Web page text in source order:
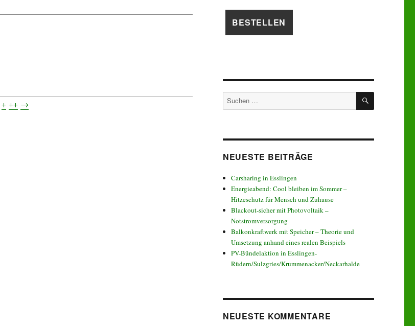
+ ++ →
Suchen
nach:
SUCHEN
NEUESTE BEITRÄGE
Carsharing in Esslingen
Energieabend: Cool bleiben im Sommer –
Hitzeschutz für Mensch und Zuhause
Blackout-sicher mit Photovoltaik –
Notstromversorgung
Balkonkraftwerk mit Speicher – Theorie und
Umsetzung anhand eines realen Beispiels
PV-Bündelaktion in Esslingen-
Rüdern/Sulzgries/Krummenacker/Neckarhalde
NEUESTE KOMMENTARE